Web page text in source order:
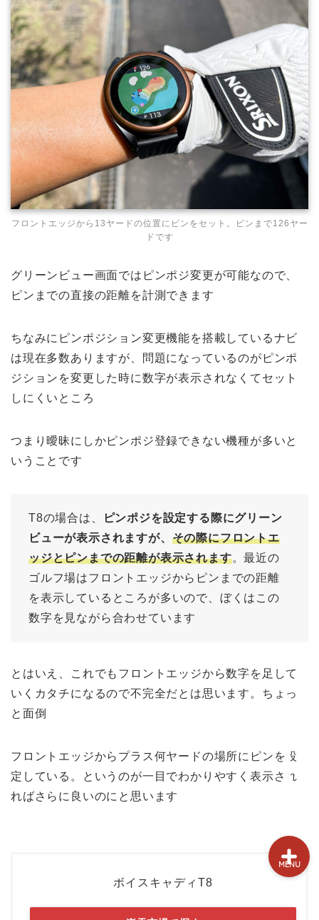
フロントエッジから13ヤードの位置にピンをセット。ピンまで126ヤー
ドです
グリーンビュー画面ではピンポジ変更が可能なので、
ピンまでの直接の距離を計測できます
ちなみにピンポジション変更機能を搭載しているナビ
は現在多数ありますが、問題になっているのがピンポ
ジションを変更した時に数字が表示されなくてセット
しにくいところ
つまり曖昧にしかピンポジ登録できない機種が多いと
いうことです
T8の場合は、
ピンポジを設定する際にグリーン
ビューが表示されますが、 その際にフロントエ
ッジとピンまでの距離が表示されます。最近の
ゴルフ場はフロントエッジからピンまでの距離
を表示しているところが多いので、ぼくはこの
数字を見ながら合わせています
とはいえ、これでもフロントエッジから数字を足して
いくカタチになるので不完全だとは思います。ちょっ
と面倒
フロントエッジからプラス何ヤードの場所にピンを設
定している。というのが一目でわかりやすく表示され
ればさらに良いのにと思います
ボイスキャディT8
MENU
新製品情報
ゴルフショップ